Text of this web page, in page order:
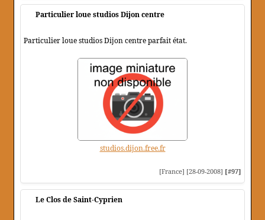
Particulier loue studios Dijon centre
Particulier loue studios Dijon centre parfait état.
studios.dijon.free.fr
[France] [28-09-2008] [#97]
Le Clos de Saint-Cyprien